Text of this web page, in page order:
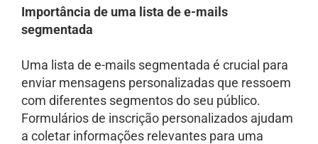
Importância de uma lista de e-mails
segmentada
Uma lista de e-mails segmentada é crucial para
enviar mensagens personalizadas que ressoem
com diferentes segmentos do seu público.
Formulários de inscrição personalizados ajudam
a coletar informações relevantes para uma